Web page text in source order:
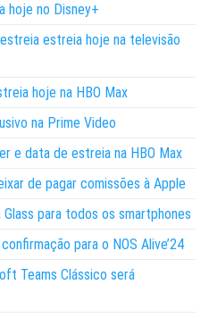
hoje no Disney+
estreia hoje na televisão
hoje na HBO Max
na Prime Video
e data de estreia na HBO Max
de pagar comissões à Apple
Glass para todos os smartphones
para o NOS Alive’24
Teams Clássico será